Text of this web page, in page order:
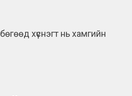
хүснэгт нь хамгийн